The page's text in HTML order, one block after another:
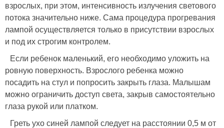
взрослых, при этом, интенсивность излучения светового
потока значительно ниже. Сама процедура прогревания
лампой осуществляется только в присутствии взрослых
и под их строгим контролем.
Если ребенок маленький, его необходимо уложить на
ровную поверхность. Взрослого ребенка можно
посадить на стул и попросить закрыть глаза. Малышам
можно ограничить доступ света, закрыв самостоятельно
глаза рукой или платком.
Греть ухо синей лампой следует на расстоянии 0,5 м от